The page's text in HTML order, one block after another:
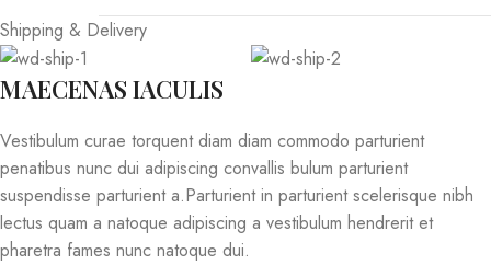
Shipping & Delivery
MAECENAS IACULIS
Vestibulum curae torquent diam diam commodo parturient
penatibus nunc dui adipiscing convallis bulum parturient
suspendisse parturient a.Parturient in parturient scelerisque nibh
lectus quam a natoque adipiscing a vestibulum hendrerit et
pharetra fames nunc natoque dui.